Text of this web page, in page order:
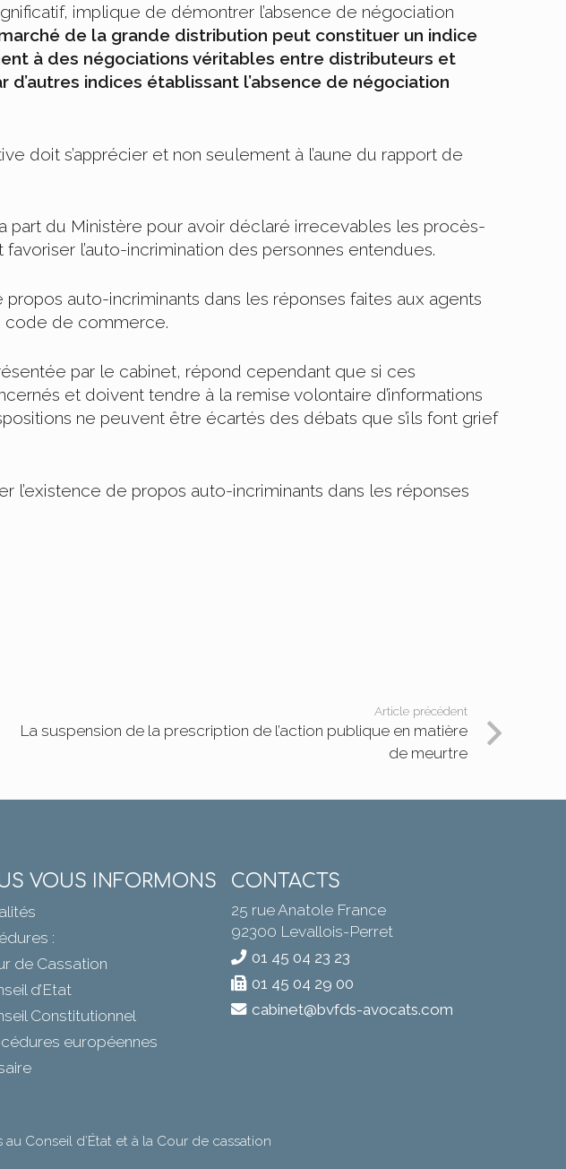
implique de démontrer l’absence de négociation
de la grande distribution peut constituer un indice
à des négociations véritables entre distributeurs et
indices établissant l’absence de négociation
doit s’apprécier et non seulement à l’aune du rapport de
part du Ministère pour avoir déclaré irrecevables les procès-
l’auto-incrimination des personnes entendues.
auto-incriminants dans les réponses faites aux agents
code de commerce.
par le cabinet, répond cependant que si ces
et doivent tendre à la remise volontaire d’informations
ne peuvent être écartés des débats que s’ils font grief
l’existence de propos auto-incriminants dans les réponses
Article précédent
La suspension de la prescription de l’action publique en matière
de meurtre
VOUS INFORMONS
:
de Cassation
d’Etat
Constitutionnel
européennes
CONTACTS
25 rue Anatole France
92300 Levallois-Perret
01 45 04 23 23
01 45 04 29 00
cabinet@bvfds-avocats.com
Conseil d’État et à la Cour de cassation